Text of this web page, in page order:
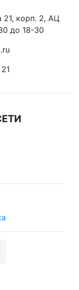
21, корп. 2, АЦ
до 18-30